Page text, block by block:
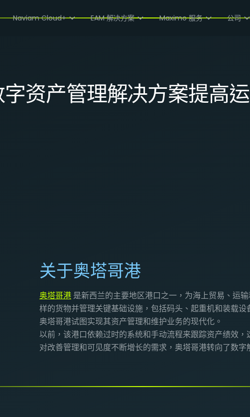
Naviam Cloud+ EAM 解决方案 Maximo 服务 公司
案提高运营效率
资产管理解决方案提高
关于奥塔哥港
奥塔哥港是新西兰的主要地区港口之一，为海上贸易、运
样的货物并管理关键基础设施，包括码头、起重机和装载
奥塔哥港试图实现其资产管理和维护业务的现代化。
以前，该港口依赖过时的系统和手动流程来跟踪资产绩效
对改善管理和可见度不断增长的需求，奥塔哥港转向了数字